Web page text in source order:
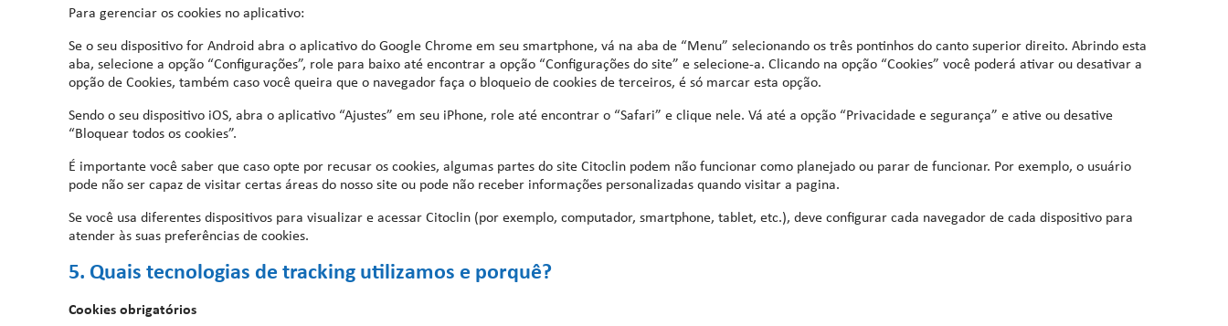
Para gerenciar os cookies no aplicativo:
Se o seu dispositivo for Android abra o aplicativo do Google Chrome em seu smartphone, vá na aba de “Menu” selecionando os três pontinhos do canto superior direito. Abrindo esta
aba, selecione a opção “Configurações”, role para baixo até encontrar a opção “Configurações do site” e selecione-a. Clicando na opção “Cookies” você poderá ativar ou desativar a
opção de Cookies, também caso você queira que o navegador faça o bloqueio de cookies de terceiros, é só marcar esta opção.
Sendo o seu dispositivo iOS, abra o aplicativo “Ajustes” em seu iPhone, role até encontrar o “Safari” e clique nele. Vá até a opção “Privacidade e segurança” e ative ou desative
“Bloquear todos os cookies”.
É importante você saber que caso opte por recusar os cookies, algumas partes do site Citoclin podem não funcionar como planejado ou parar de funcionar. Por exemplo, o usuário
pode não ser capaz de visitar certas áreas do nosso site ou pode não receber informações personalizadas quando visitar a pagina.
Se você usa diferentes dispositivos para visualizar e acessar Citoclin (por exemplo, computador, smartphone, tablet, etc.), deve configurar cada navegador de cada dispositivo para
atender às suas preferências de cookies.
5. Quais tecnologias de tracking utilizamos e porquê?
Cookies obrigatórios